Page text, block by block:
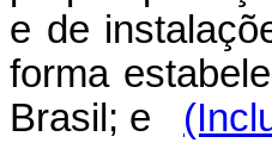
e de
forma
Brasil; e